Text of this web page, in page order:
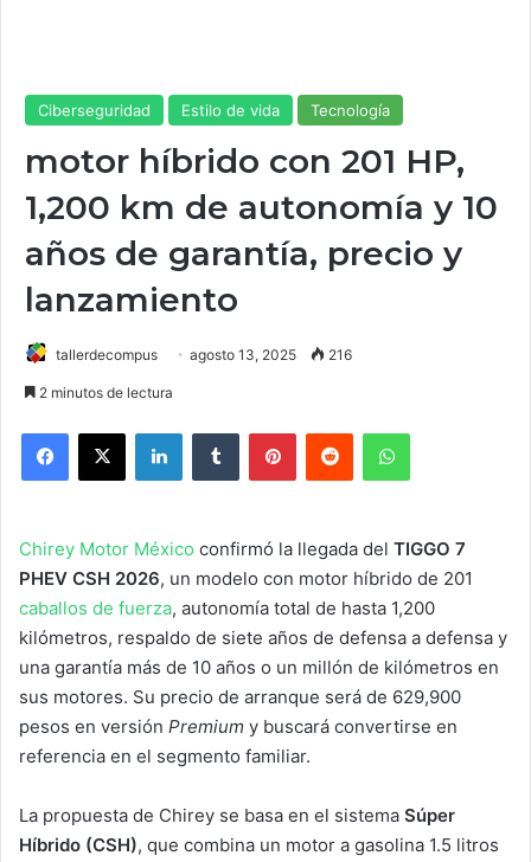
Ciberseguridad Estilo de vida Tecnología
motor híbrido con 201 HP,
1,200 km de autonomía y 10
años de garantía, precio y
lanzamiento
tallerdecompus agosto 13, 2025 216
2 minutos de lectura
Chirey Motor México confirmó la llegada del TIGGO 7
PHEV CSH 2026, un modelo con motor híbrido de 201
caballos de fuerza, autonomía total de hasta 1,200
kilómetros, respaldo de siete años de defensa a defensa y
una garantía más de 10 años o un millón de kilómetros en
sus motores. Su precio de arranque será de 629,900
pesos en versión Premium y buscará convertirse en
referencia en el segmento familiar.
La propuesta de Chirey se basa en el sistema Súper
Híbrido (CSH), que combina un motor a gasolina 1.5 litros